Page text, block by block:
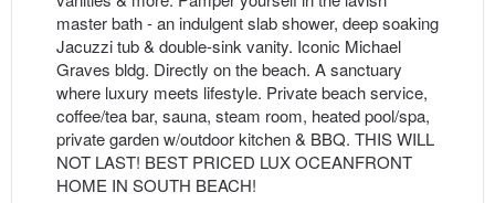
master bath - an indulgent slab shower, deep soaking
Jacuzzi tub & double-sink vanity. Iconic Michael
Graves bldg. Directly on the beach. A sanctuary
where luxury meets lifestyle. Private beach service,
coffee/tea bar, sauna, steam room, heated pool/spa,
private garden w/outdoor kitchen & BBQ. THIS WILL
NOT LAST! BEST PRICED LUX OCEANFRONT
HOME IN SOUTH BEACH!